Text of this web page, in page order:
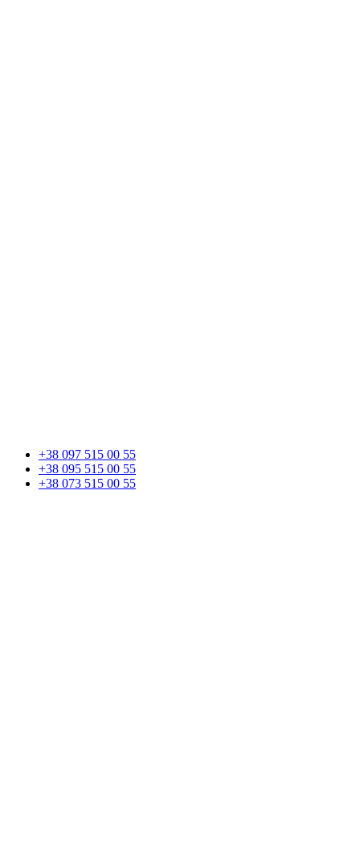
+38 097 515 00 55
+38 095 515 00 55
+38 073 515 00 55